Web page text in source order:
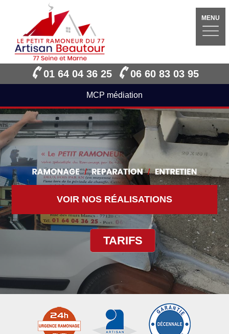
MENU
01 64 04 36 25 06 60 83 03 95
MCP médiation
VOIR NOS RÉALISATIONS
TARIFS